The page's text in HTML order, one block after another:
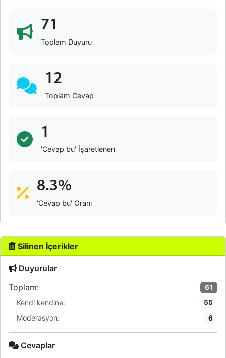
71
Toplam Duyuru
12
Toplam Cevap
1
'Cevap bu' İşaretlenen
8.3%
'Cevap bu' Oranı
Silinen İçerikler
Duyurular
Toplam:
61
Kendi kendine: 55
Moderasyon: 6
Cevaplar